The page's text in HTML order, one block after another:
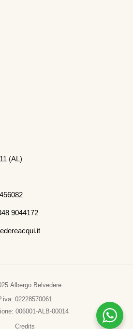
(AL)
9044172
Albergo Belvedere
02228570061
006001-ALB-00014
Credits